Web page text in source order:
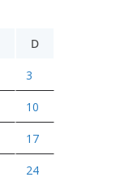
D
3
10
17
24